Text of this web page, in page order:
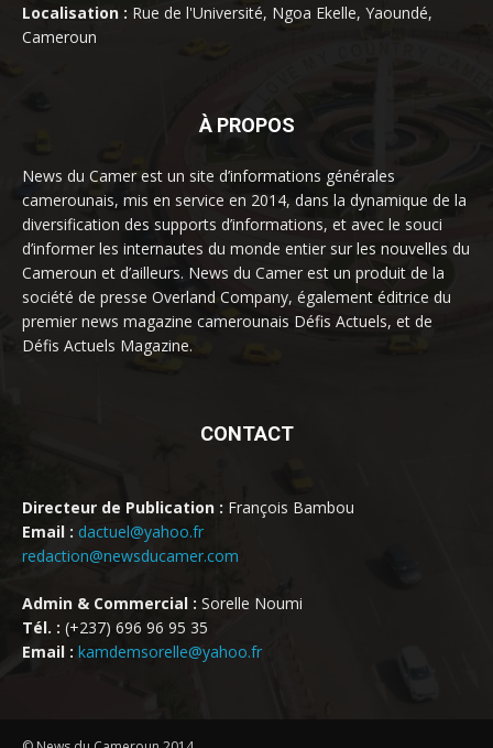
Localisation : Rue de l'Université, Ngoa Ekelle, Yaoundé,
Cameroun
À PROPOS
News du Camer est un site d’informations générales
camerounais, mis en service en 2014, dans la dynamique de la
diversification des supports d’informations, et avec le souci
d’informer les internautes du monde entier sur les nouvelles du
Cameroun et d’ailleurs. News du Camer est un produit de la
société de presse Overland Company, également éditrice du
premier news magazine camerounais Défis Actuels, et de
Défis Actuels Magazine.
CONTACT
Directeur de Publication : François Bambou
Email : dactuel@yahoo.fr
redaction@newsducamer.com
Admin & Commercial : Sorelle Noumi
Tél. : (+237) 696 96 95 35
Email : kamdemsorelle@yahoo.fr